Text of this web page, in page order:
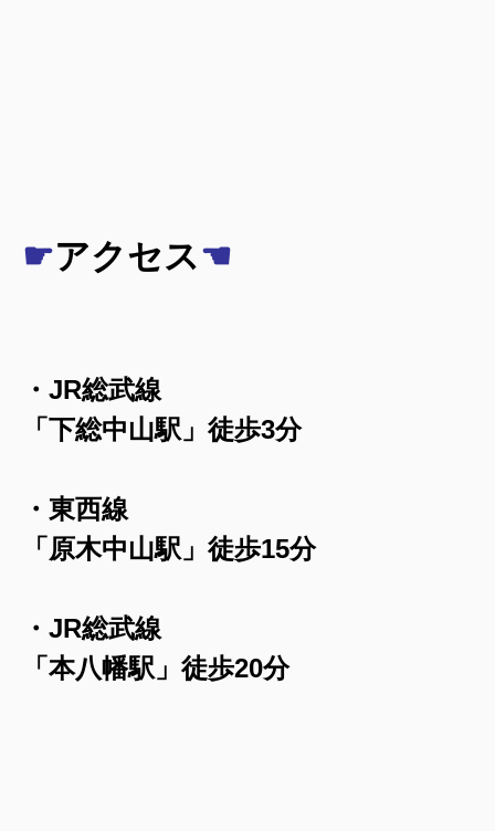
☛アクセス☚
・JR総武線
「下総中山駅」徒歩3分
・東西線
「原木中山駅」徒歩15分
・JR総武線
「本八幡駅」 徒歩20分